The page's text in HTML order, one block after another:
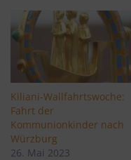
Kiliani-Wallfahrtswoche:
Fahrt der
Kommunionkinder nach
Würzburg
26. Mai 2023